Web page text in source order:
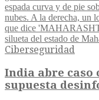
Ciberseguridad
India abre
supuesta